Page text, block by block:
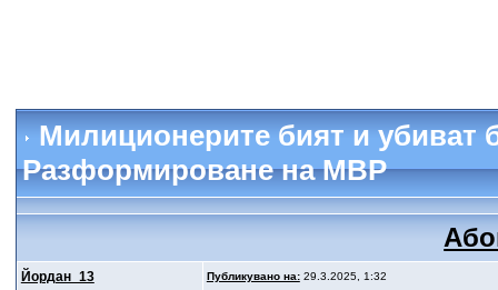
Милиционерите бият и убиват
Разформироване на МВР
Йордан_13 Публикувано на:29.3.2025, 1:32